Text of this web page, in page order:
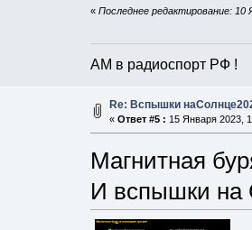
« Последнее редактирование: 10
АМ в радиоспорт РФ !
Re: Вспышки
« Ответ #5 : 15 Января 2023,
Магнитная
И вспышки на